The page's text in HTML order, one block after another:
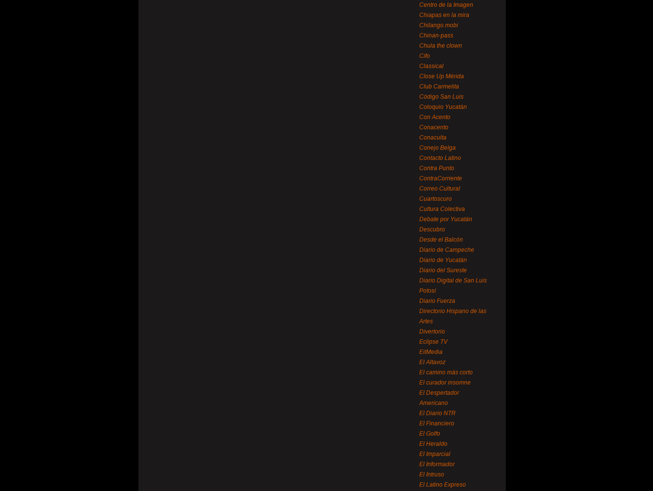
Centro de la Imagen
Chiapas en la mira
Chilango.mobi
Chinan-pass
Chula the clown
Cifo
Classical
Close Up Mérida
Club Carmelita
Código San Luis
Coloquio Yucatán
Con Acento
Conacento
Conaculta
Conejo Belga
Contacto Latino
Contra Punto
ContraCorriente
Correo Cultural
Cuartoscuro
Cultura Colectiva
Debate por Yucatán
Descubro
Desde el Balcón
Diario de Campeche
Diario de Yucatán
Diario del Sureste
Diario Digital de San Luis
Potosí
Diario Fuerza
Directorio Hispano de las
Artes
Divertorio
Eclipse TV
EitMedia
El Altavoz
El camino más corto
El curador insomne
El Despertador
Americano
El Diario NTR
El Financiero
El Golfo
El Heraldo
El Imparcial
El Informador
El Intruso
El Latino Expreso